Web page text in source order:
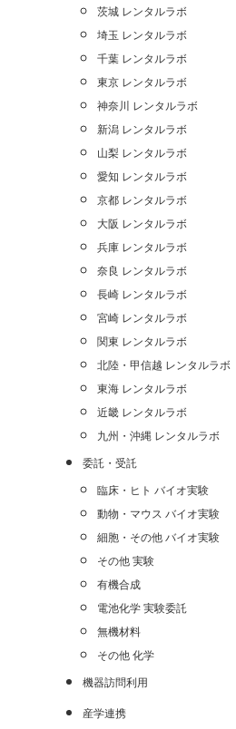
茨城 レンタルラボ
埼玉 レンタルラボ
千葉 レンタルラボ
東京 レンタルラボ
神奈川 レンタルラボ
新潟 レンタルラボ
山梨 レンタルラボ
愛知 レンタルラボ
京都 レンタルラボ
大阪 レンタルラボ
兵庫 レンタルラボ
奈良 レンタルラボ
長崎 レンタルラボ
宮崎 レンタルラボ
関東 レンタルラボ
北陸・甲信越 レンタルラボ
東海 レンタルラボ
近畿 レンタルラボ
九州・沖縄 レンタルラボ
委託・受託
臨床・ヒト バイオ実験
動物・マウス バイオ実験
細胞・その他 バイオ実験
その他 実験
有機合成
電池化学 実験委託
無機材料
その他 化学
機器訪問利用
産学連携